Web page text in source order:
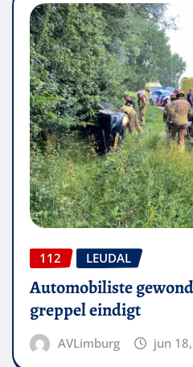
112 LEUDAL
Automobiliste
greppel eindigt
AVLimburg jun